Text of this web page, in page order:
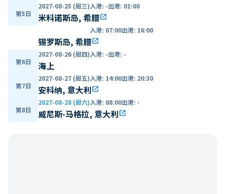
第5日
2027-08-25 (周三)入港: -出港: 01:00
米科诺斯岛, 希腊open_in_new
入港: 07:00出港: 16:00
锡罗斯岛, 希腊open_in_new
第6日
2027-08-26 (周四)入港: -出港: -
海上
第7日
2027-08-27 (周五)入港: 14:00出港: 20:30
安科纳, 意大利open_in_new
第8日
2027-08-28 (周六)入港: 08:00出港: -
威尼斯-马格拉, 意大利open_in_new